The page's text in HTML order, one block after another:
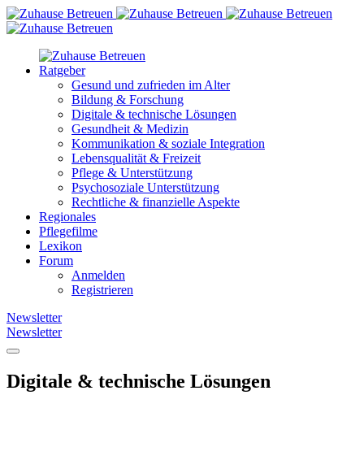
Ratgeber
Gesund und zufrieden im Alter
Bildung & Forschung
Digitale & technische Lösungen
Gesundheit & Medizin
Kommunikation & soziale Integration
Lebensqualität & Freizeit
Pflege & Unterstützung
Psychosoziale Unterstützung
Rechtliche & finanzielle Aspekte
Regionales
Pflegefilme
Lexikon
Forum
Anmelden
Registrieren
Newsletter
Newsletter
Digitale & technische Lösungen